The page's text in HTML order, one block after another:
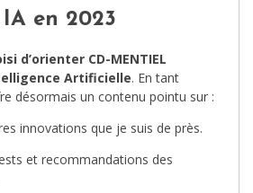
en 2023
d’orienter CD-MENTIEL
Artificielle. En tant
désormais un contenu pointu sur :
innovations que je suis de près.
et recommandations des